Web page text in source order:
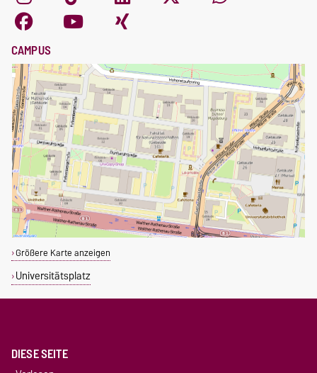
CAMPUS
Größere Karte anzeigen
Universitätsplatz
DIESE SEITE